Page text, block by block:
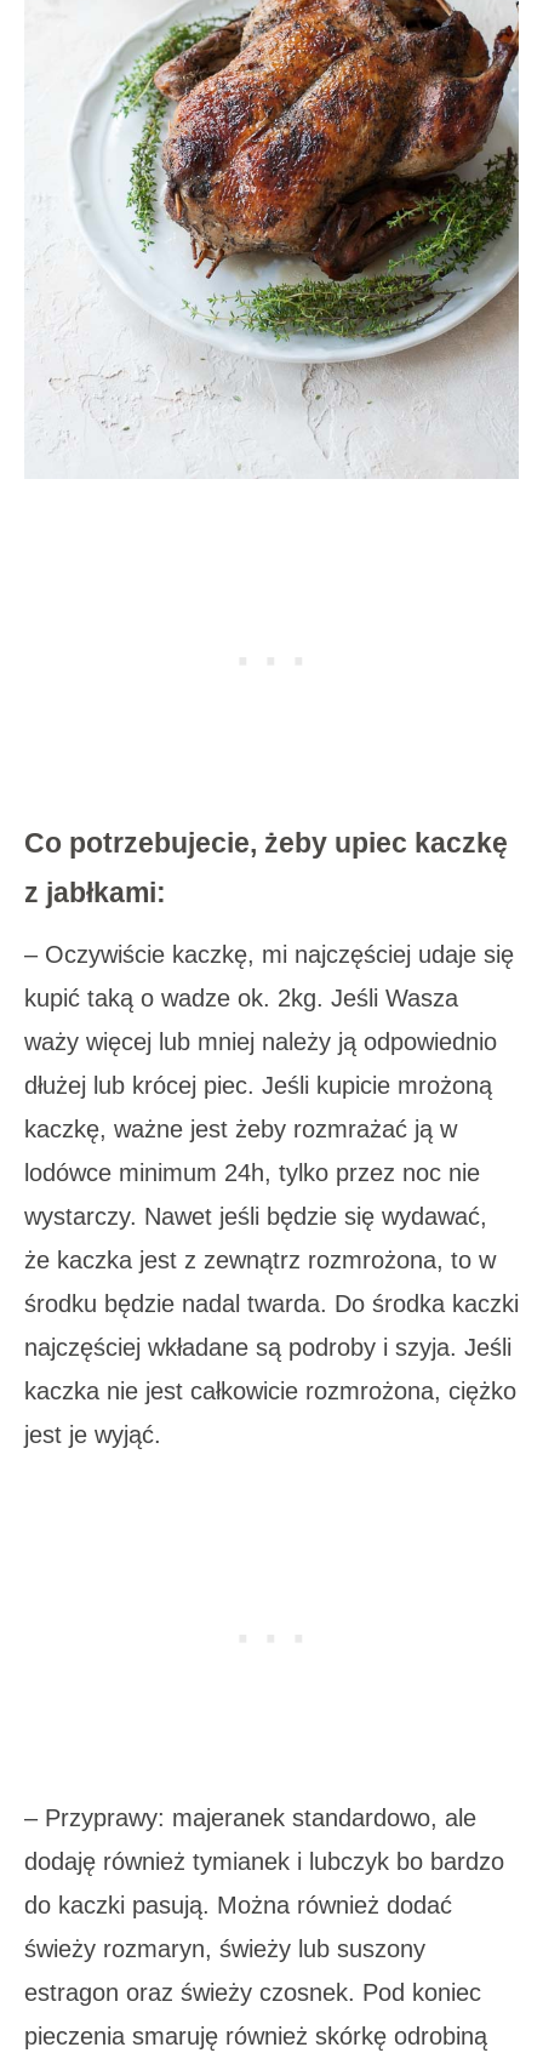
Co potrzebujecie, żeby upiec kaczkę
z jabłkami:
– Oczywiście kaczkę, mi najczęściej udaje się
kupić taką o wadze ok. 2kg. Jeśli Wasza
waży więcej lub mniej należy ją odpowiednio
dłużej lub krócej piec. Jeśli kupicie mrożoną
kaczkę, ważne jest żeby rozmrażać ją w
lodówce minimum 24h, tylko przez noc nie
wystarczy. Nawet jeśli będzie się wydawać,
że kaczka jest z zewnątrz rozmrożona, to w
środku będzie nadal twarda. Do środka kaczki
najczęściej wkładane są podroby i szyja. Jeśli
kaczka nie jest całkowicie rozmrożona, ciężko
jest je wyjąć.
– Przyprawy: majeranek standardowo, ale
dodaję również tymianek i lubczyk bo bardzo
do kaczki pasują. Można również dodać
świeży rozmaryn, świeży lub suszony
estragon oraz świeży czosnek. Pod koniec
pieczenia smaruję również skórkę odrobiną